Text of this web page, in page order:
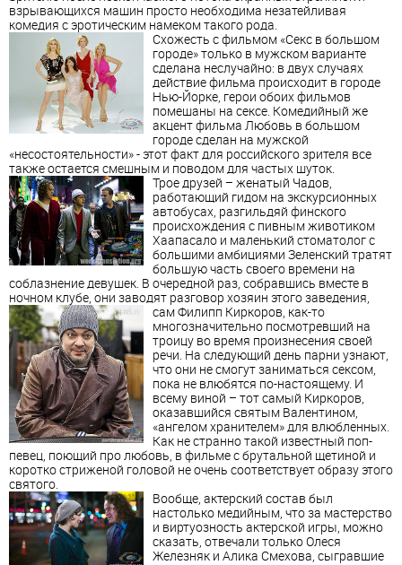
взрывающихся машин просто необходима незатейливая
комедия с эротическим намеком такого рода.
Схожесть с фильмом «Секс в большом
городе» только в мужском варианте
сделана неслучайно: в двух случаях
действие фильма происходит в городе
Нью-Йорке, герои обоих фильмов
помешаны на сексе. Комедийный же
акцент фильма Любовь в большом
городе сделан на мужской
«несостоятельности» - этот факт для российского зрителя все
также остается смешным и поводом для частых шуток.
Трое друзей – женатый Чадов,
работающий гидом на экскурсионных
автобусах, разгильдяй финского
происхождения с пивным животиком
Хаапасало и маленький стоматолог с
большими амбициями Зеленский тратят
большую часть своего времени на
соблазнение девушек. В очередной раз, собравшись вместе в
ночном клубе, они заводят разговор хозяин этого заведения,
сам Филипп Киркоров, как-то
многозначительно посмотревший на
троицу во время произнесения своей
речи. На следующий день парни узнают,
что они не смогут заниматься сексом,
пока не влюбятся по-настоящему. И
всему виной – тот самый Киркоров,
оказавшийся святым Валентином,
«ангелом хранителем» для влюбленных.
Как не странно такой известный поп-
певец, поющий про любовь, в фильме с брутальной щетиной и
коротко стриженой головой не очень соответствует образу этого
святого.
Вообще, актерский состав был
настолько медийным, что за мастерство
и виртуозность актерской игры, можно
сказать, отвечали только Олеся
Железняк и Алика Смехова, сыгравшие